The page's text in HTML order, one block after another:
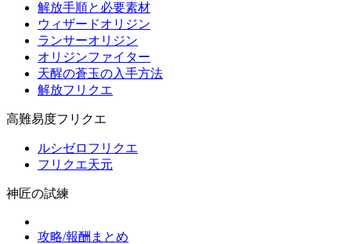
解放手順と必要素材
ウィザードオリジン
ランサーオリジン
オリジンファイター
天醒の蒼玉の入手方法
解放フリクエ
高難易度フリクエ
ルシゼロフリクエ
フリクエ天元
神匠の試練
攻略/報酬まとめ